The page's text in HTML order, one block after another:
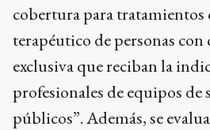
cobertura para tratamientos
terapéutico de personas
exclusiva que reciban la
profesionales de equipos de
públicos”. Además, se